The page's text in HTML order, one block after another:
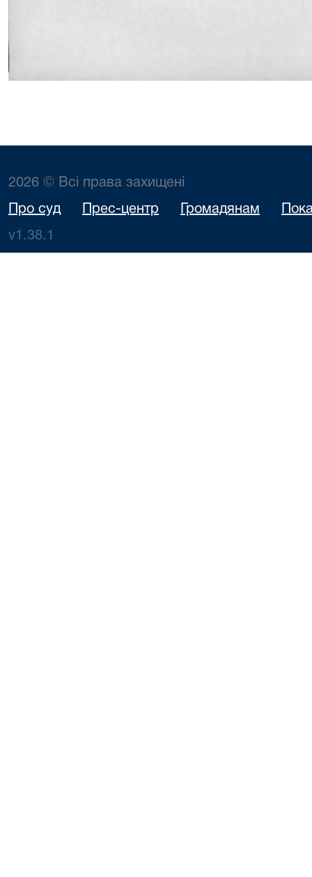
2026 © Всі права захищені
Про суд Прес-центр Громадянам
v1.38.1